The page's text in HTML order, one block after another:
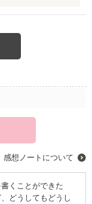
、大切に描かれて
。不器用だけど、
感想ノートについて
くことができた
どうしてもどうし